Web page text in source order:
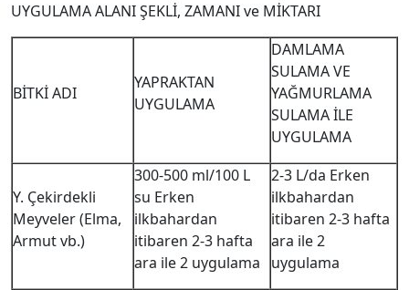
UYGULAMA ALANI ŞEKLİ, ZAMANI ve MİKTARI
BİTKİ ADI
YAPRAKTAN
UYGULAMA
DAMLAMA
SULAMA VE
YAĞMURLAMA
SULAMA İLE
UYGULAMA
Y. Çekirdekli
Meyveler (Elma,
Armut vb.)
300-500 ml/100 L
su Erken
ilkbahardan
itibaren 2-3 hafta
ara ile 2 uygulama
2-3 L/da Erken
ilkbahardan
itibaren 2-3 hafta
ara ile 2
uygulama